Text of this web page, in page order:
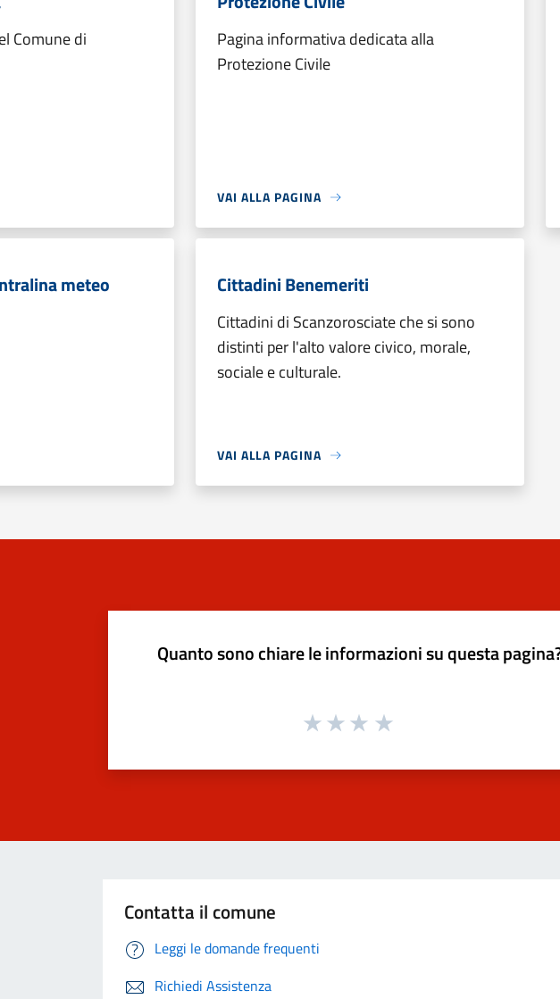
Comune di
Pagina informativa dedicata alla
Protezione Civile
VAI ALLA PAGINA
meteo Cittadini Benemeriti
Cittadini di Scanzorosciate che si sono
distinti per l'alto valore civico, morale,
sociale e culturale.
VAI ALLA PAGINA
Quanto sono chiare le informazioni su questa
Contatta il comune
Leggi le domande frequenti
Richiedi Assistenza